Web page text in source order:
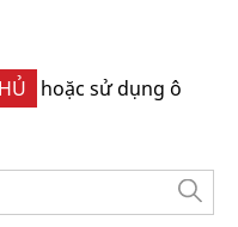
hoặc sử dụng ô